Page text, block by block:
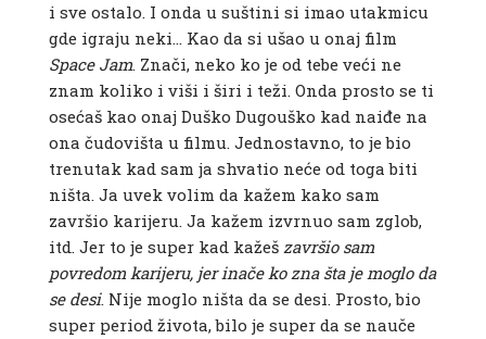
i sve ostalo. I onda u suštini si imao utakmicu
gde igraju neki… Kao da si ušao u onaj film
Space Jam. Znači, neko ko je od tebe veći ne
znam koliko i viši i širi i teži. Onda prosto se ti
osećaš kao onaj Duško Dugouško kad naiđe na
ona čudovišta u filmu. Jednostavno, to je bio
trenutak kad sam ja shvatio neće od toga biti
ništa. Ja uvek volim da kažem kako sam
završio karijeru. Ja kažem izvrnuo sam zglob,
itd. Jer to je super kad kažeš završio sam
povredom karijeru, jer inače ko zna šta je moglo da
se desi. Nije moglo ništa da se desi. Prosto, bio
super period života, bilo je super da se nauče